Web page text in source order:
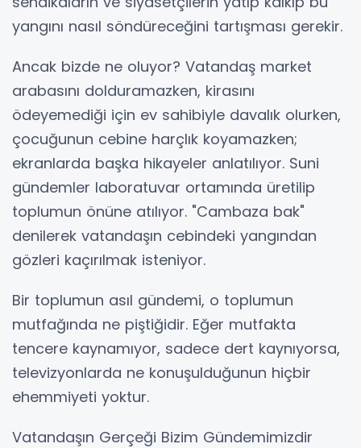
yangını nasıl söndüreceğini tartışması gerekir.
Ancak bizde ne oluyor? Vatandaş market
arabasını dolduramazken, kirasını
ödeyemediği için ev sahibiyle davalık olurken,
çocuğunun cebine harçlık koyamazken;
ekranlarda başka hikayeler anlatılıyor. Suni
gündemler laboratuvar ortamında üretilip
toplumun önüne atılıyor. "Cambaza bak"
denilerek vatandaşın cebindeki yangından
gözleri kaçırılmak isteniyor.
Bir toplumun asıl gündemi, o toplumun
mutfağında ne piştiğidir. Eğer mutfakta
tencere kaynamıyor, sadece dert kaynıyorsa,
televizyonlarda ne konuşulduğunun hiçbir
ehemmiyeti yoktur.
Vatandaşın Gerçeği Bizim Gündemimizdir